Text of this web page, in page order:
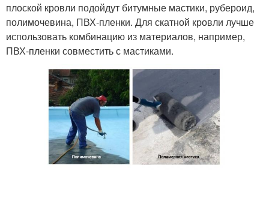
плоской кровли подойдут битумные мастики, рубероид,
полимочевина, ПВХ-пленки. Для скатной кровли лучше
использовать комбинацию из материалов, например,
ПВХ-пленки совместить с мастиками.